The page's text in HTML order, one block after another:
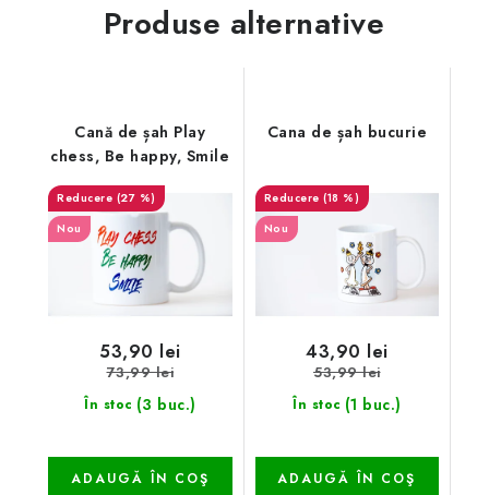
Produse alternative
Cană de șah Play
chess, Be happy, Smile
(27 %)
Nou
În stoc (3 buc.)
53,90 lei
73,99 lei
ADAUGĂ ÎN COŞ
Cana de șah bucurie
(18 %)
Nou
În stoc (1 buc.)
43,90 lei
53,99 lei
ADAUGĂ ÎN COŞ